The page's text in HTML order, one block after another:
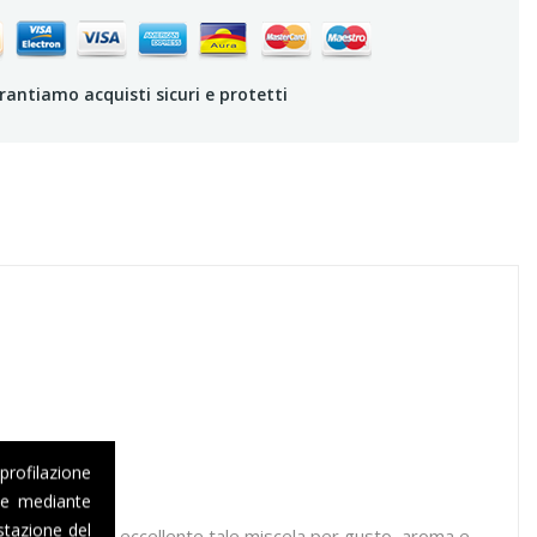
acquisti sicuri e protetti
mediante
del